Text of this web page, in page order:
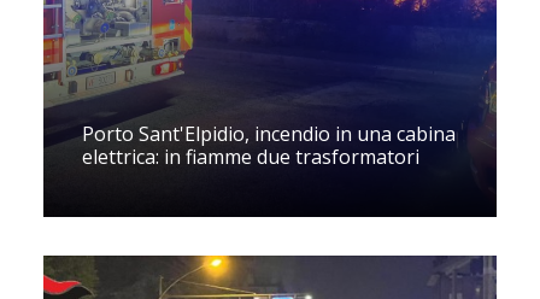
Porto Sant'Elpidio, incendio in una cabina
elettrica: in fiamme due trasformatori